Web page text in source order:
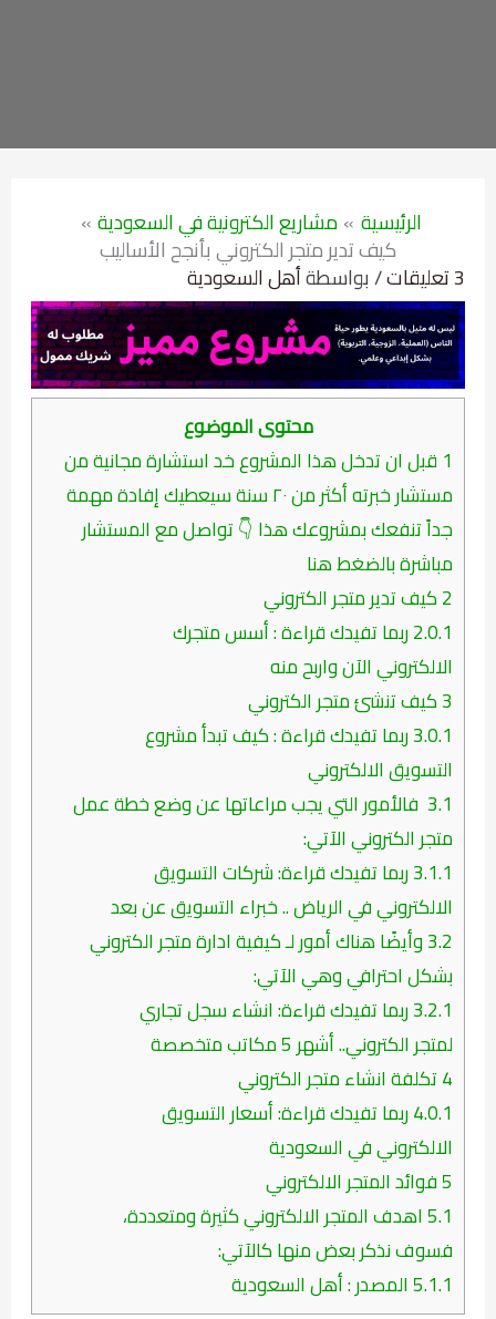
الرئيسية مشاريع الكترونية في السعودية
كيف تدير متجر الكتروني بأنجح الأساليب
3 تعليقات / بواسطةأهل السعودية
محتوى الموضوع
1 قبل ان تدخل هذا المشروع خد استشارة مجانية من
مستشار خبرته أكثر من ٢٠ سنة سيعطيك إفادة مهمة
جداً تنفعك بمشروعك هذا 👇 تواصل مع المستشار
مباشرة بالضغط هنا
2كيف تدير متجر الكتروني
2.0.1ربما تفيدك قراءة : أسس متجرك
الالكتروني الآن واربح منه
3كيف تنشئ متجر الكتروني
3.0.1ربما تفيدك قراءة : كيف تبدأ مشروع
التسويق الالكتروني
3.1 فالأمور التي يجب مراعاتها عن وضع خطة عمل
متجر الكتروني الآتي:
3.1.1ربما تفيدك قراءة: شركات التسويق
الالكتروني في الرياض .. خبراء التسويق عن بعد
3.2وأيضًا هناك أمور لـ كيفية ادارة متجر الكتروني
بشكل احترافي وهي الآتي:
3.2.1ربما تفيدك قراءة: انشاء سجل تجاري
لمتجر الكتروني.. أشهر 5 مكاتب متخصصة
4تكلفة انشاء متجر الكتروني
4.0.1ربما تفيدك قراءة: أسعار التسويق
الالكتروني في السعودية
5فوائد المتجر الالكتروني
5.1اهدف المتجر الالكتروني كثيرة ومتعددة،
فسوف نذكر بعض منها كالآتي:
5.1.1المصدر : أهل السعودية